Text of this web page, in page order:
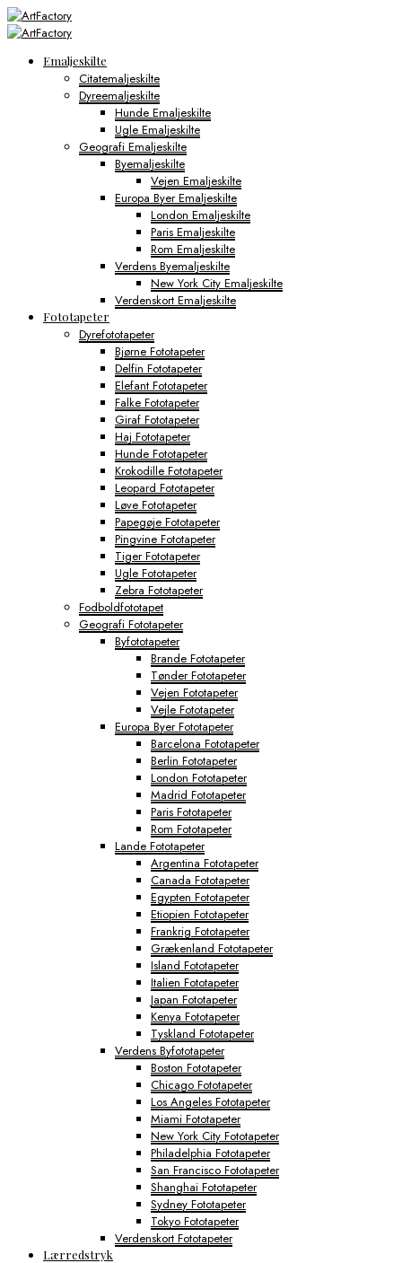
Emaljeskilte
Citatemaljeskilte
Dyreemaljeskilte
Hunde Emaljeskilte
Ugle Emaljeskilte
Geografi Emaljeskilte
Byemaljeskilte
Vejen Emaljeskilte
Europa Byer Emaljeskilte
London Emaljeskilte
Paris Emaljeskilte
Rom Emaljeskilte
Verdens Byemaljeskilte
New York City Emaljeskilte
Verdenskort Emaljeskilte
Fototapeter
Dyrefototapeter
Bjørne Fototapeter
Delfin Fototapeter
Elefant Fototapeter
Falke Fototapeter
Giraf Fototapeter
Haj Fototapeter
Hunde Fototapeter
Krokodille Fototapeter
Leopard Fototapeter
Løve Fototapeter
Papegøje Fototapeter
Pingvine Fototapeter
Tiger Fototapeter
Ugle Fototapeter
Zebra Fototapeter
Fodboldfototapet
Geografi Fototapeter
Byfototapeter
Brande Fototapeter
Tønder Fototapeter
Vejen Fototapeter
Vejle Fototapeter
Europa Byer Fototapeter
Barcelona Fototapeter
Berlin Fototapeter
London Fototapeter
Madrid Fototapeter
Paris Fototapeter
Rom Fototapeter
Lande Fototapeter
Argentina Fototapeter
Canada Fototapeter
Egypten Fototapeter
Etiopien Fototapeter
Frankrig Fototapeter
Grækenland Fototapeter
Island Fototapeter
Italien Fototapeter
Japan Fototapeter
Kenya Fototapeter
Tyskland Fototapeter
Verdens Byfototapeter
Boston Fototapeter
Chicago Fototapeter
Los Angeles Fototapeter
Miami Fototapeter
New York City Fototapeter
Philadelphia Fototapeter
San Francisco Fototapeter
Shanghai Fototapeter
Sydney Fototapeter
Tokyo Fototapeter
Verdenskort Fototapeter
Lærredstryk